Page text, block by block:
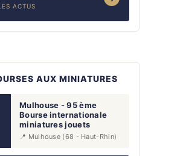
ACTUS
AUX MINIATURES
Mulhouse - 95 ème
Bourse internationale
miniatures jouets
📍 Mulhouse (68 - Haut-Rhin)